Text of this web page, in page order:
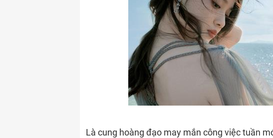
Là cung hoàng đạo may mắn công việc tuần